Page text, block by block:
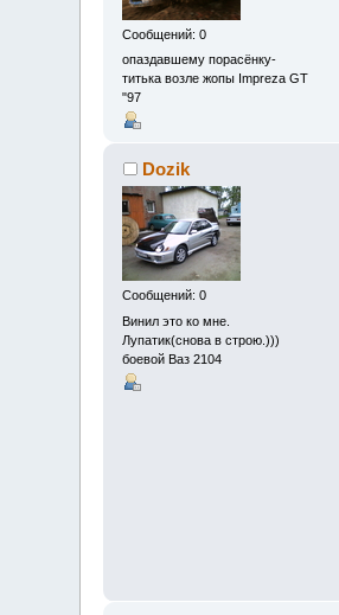
Сообщений: 0
опаздавшему порасёнку-
титька возле жопы Impreza GT
"97
Dozik
Сообщений: 0
Винил это ко мне.
Лупатик(снова в строю.)))
боевой Ваз 2104